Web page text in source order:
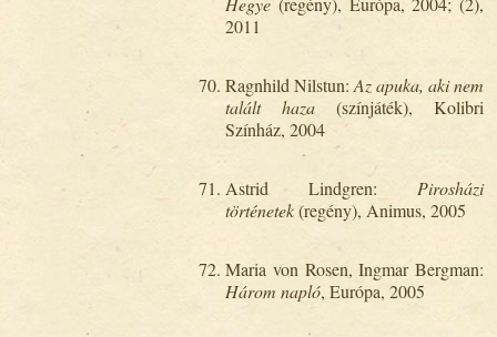
2011
Ragnhild Nilstun: Az apuka, aki nem
talált haza (színjáték), Kolibri
Színház, 2004
Astrid Lindgren: Pirosházi
történetek(regény), Animus, 2005
Maria von Rosen, Ingmar Bergman:
Három napló, Európa, 2005